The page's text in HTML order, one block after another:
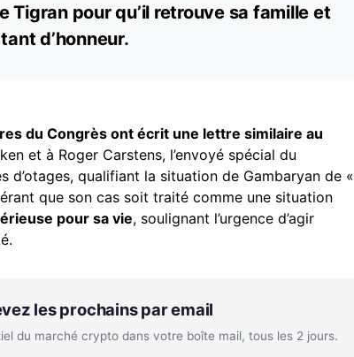
Tigran pour qu’il retrouve sa famille et
d’honneur.
du Congrès ont écrit une lettre similaire au
et à Roger Carstens, l’envoyé spécial du
d’otages, qualifiant la situation de Gambaryan de «
que son cas soit traité comme une situation
pour sa vie, soulignant l’urgence d’agir
les prochains par email
du marché crypto dans votre boîte mail, tous les 2 jours.